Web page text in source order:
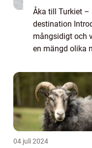
Åka till Turkiet –
destination
mångsidigt och
en mängd olika
stränder,
04 juli 2024